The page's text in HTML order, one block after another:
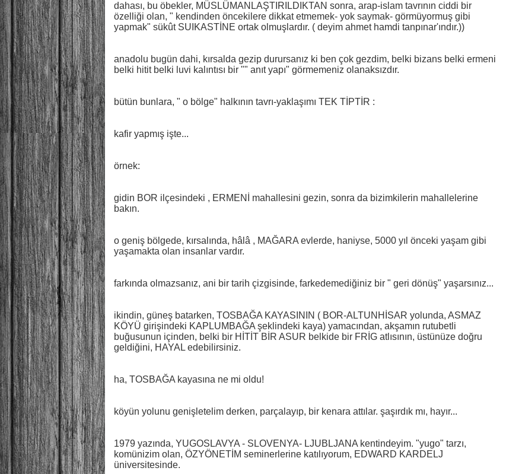
dahası, bu öbekler, MÜSLÜMANLAŞTIRILDIKTAN sonra, arap-islam tavrının ciddi bir
özelliği olan, " kendinden öncekilere dikkat etmemek- yok saymak- görmüyormuş gibi
yapmak" sükût SUIKASTİNE ortak olmuşlardır. ( deyim ahmet hamdi tanpınar'ındır.))
anadolu bugün dahi, kırsalda gezip durursanız ki ben çok gezdim, belki bizans belki ermeni
belki hitit belki luvi kalıntısı bir "" anıt yapı" görmemeniz olanaksızdır.
bütün bunlara, " o bölge" halkının tavrı-yaklaşımı TEK TİPTİR :
kafir yapmış işte...
örnek:
gidin BOR ilçesindeki , ERMENİ mahallesini gezin, sonra da bizimkilerin mahallelerine
bakın.
o geniş bölgede, kırsalında, hâlâ , MAĞARA evlerde, haniyse, 5000 yıl önceki yaşam gibi
yaşamakta olan insanlar vardır.
farkında olmazsanız, ani bir tarih çizgisinde, farkedemediğiniz bir " geri dönüş" yaşarsınız...
ikindin, güneş batarken, TOSBAĞA KAYASININ ( BOR-ALTUNHİSAR yolunda, ASMAZ
KÖYÜ girişindeki KAPLUMBAĞA şeklindeki kaya) yamacından, akşamın rutubetli
buğusunun içinden, belki bir HİTİT BİR ASUR belkide bir FRİG atlısının, üstünüze doğru
geldiğini, HAYAL edebilirsiniz.
ha, TOSBAĞA kayasına ne mi oldu!
köyün yolunu genişletelim derken, parçalayıp, bir kenara attılar. şaşırdık mı, hayır...
1979 yazında, YUGOSLAVYA - SLOVENYA- LJUBLJANA kentindeyim. "yugo" tarzı,
komünizim olan, ÖZYÖNETİM seminerlerine katılıyorum, EDWARD KARDELJ
üniversitesinde.